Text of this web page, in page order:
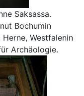
Saksassa.
Bochumin
Westfalenin
Archäologie.